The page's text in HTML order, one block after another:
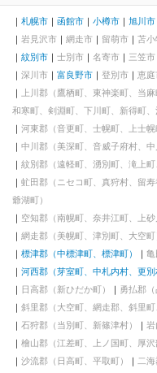
札幌市 函館市 小樽市 旭川市
岩見沢市
網走市 留萌市 苫小
紋別市
士別市 名寄市 三笠市
深川市
富良野市 登別市 恵庭
上川郡（鷹栖町、東神楽町、当
和寒町、剣淵町、下川町、新得町、
河東郡（音更町、士幌町、上士幌
中川郡（美深町、音威子府村、
紋別郡（遠軽町、湧別町、滝上
虻田郡（ニセコ町、真狩村、留
爺湖町）
空知郡（南幌町、奈井江町、上
網走郡（美幌町、津別町、大空町
標津郡（中標津町、標津町）
亀
河西郡（芽室町、中札内村、更別
日高郡（新ひだか町）
勇払郡
斜里郡（大空町、網走郡、斜里町
石狩郡（当別町、新篠津村）
檜山郡（江差町、上ノ国町、厚沢
沙流郡（日高町、平取町）
二海